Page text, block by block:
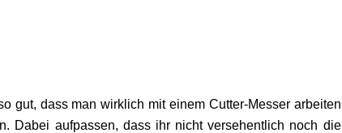
gut, dass man wirklich mit einem Cutter-Messer arbeiten
Dabei aufpassen, dass ihr nicht versehentlich noch die